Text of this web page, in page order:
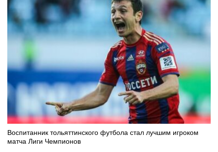
Воспитанник тольяттинского футбола стал лучшим игроком
матча Лиги Чемпионов